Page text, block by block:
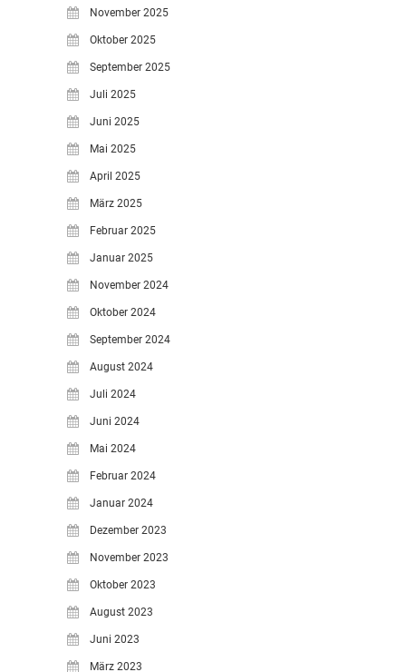
November 2025
Oktober 2025
September 2025
Juli 2025
Juni 2025
Mai 2025
April 2025
März 2025
Februar 2025
Januar 2025
November 2024
Oktober 2024
September 2024
August 2024
Juli 2024
Juni 2024
Mai 2024
Februar 2024
Januar 2024
Dezember 2023
November 2023
Oktober 2023
August 2023
Juni 2023
März 2023